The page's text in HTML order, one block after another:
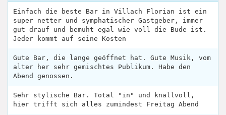
Einfach die beste Bar in Villach Florian ist ein
super netter und symphatischer Gastgeber, immer
gut drauf und bemüht egal wie voll die Bude ist.
Jeder kommt auf seine Kosten
Gute Bar, die lange geöffnet hat. Gute Musik, vom
alter her sehr gemischtes Publikum. Habe den
Abend genossen.
Sehr stylische Bar. Total "in" und knallvoll,
hier trifft sich alles zumindest Freitag Abend